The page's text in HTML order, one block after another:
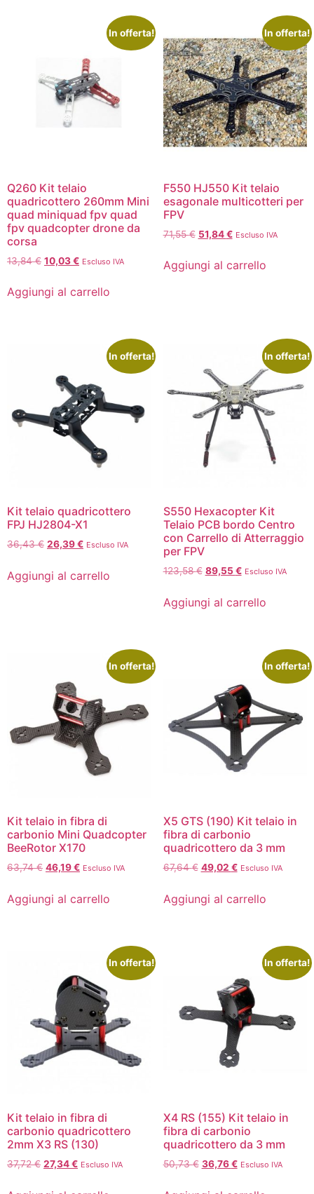
In offerta!
Q260 Kit telaio
quadricottero 260mm Mini
quad miniquad fpv quad
fpv quadcopter drone da
corsa
13,84€ 10,03€ Escluso IVA
Aggiungi al carrello
In offerta!
F550 HJ550 Kit telaio
esagonale multicotteri per
FPV
71,55€ 51,84€ Escluso IVA
Aggiungi al carrello
In offerta!
Kit telaio quadricottero
FPJ HJ2804-X1
36,43€ 26,39€ Escluso IVA
Aggiungi al carrello
In offerta!
S550 Hexacopter Kit
Telaio PCB bordo Centro
con Carrello di Atterraggio
per FPV
123,58€ 89,55€ Escluso IVA
Aggiungi al carrello
In offerta!
Kit telaio in fibra di
carbonio Mini Quadcopter
BeeRotor X170
63,74€ 46,19€ Escluso IVA
Aggiungi al carrello
In offerta!
X5 GTS (190) Kit telaio in
fibra di carbonio
quadricottero da 3 mm
67,64€ 49,02 € Escluso IVA
Aggiungi al carrello
In offerta!
Kit telaio in fibra di
carbonio quadricottero
2mm X3 RS (130)
37,72€ 27,34€ Escluso IVA
In offerta!
X4 RS (155) Kit telaio in
fibra di carbonio
quadricottero da 3 mm
50,73€ 36,76€ Escluso IVA